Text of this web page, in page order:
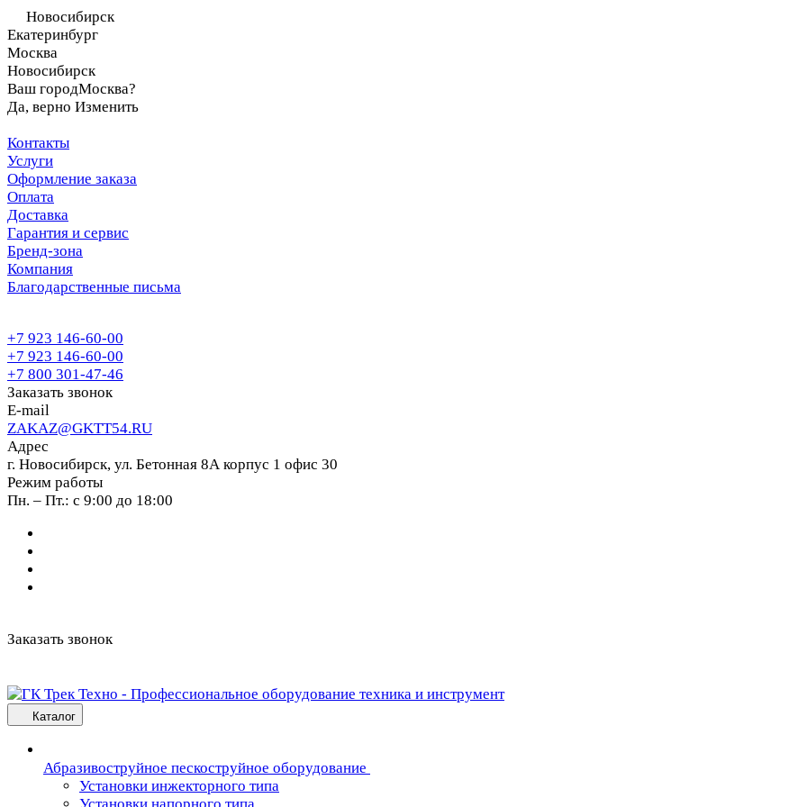
Новосибирск
Екатеринбург
Москва
Новосибирск
Ваш городМосква?
Да, верно Изменить
Контакты
Услуги
Оформление заказа
Оплата
Доставка
Гарантия и сервис
Бренд-зона
Компания
Благодарственные письма
+7 923 146-60-00
+7 923 146-60-00
+7 800 301-47-46
Заказать звонок
E-mail
ZAKAZ@GKTT54.RU
Адрес
г. Новосибирск, ул. Бетонная 8А корпус 1 офис 30
Режим работы
Пн. – Пт.: с 9:00 до 18:00
Заказать звонок
Каталог
Абразивоструйное пескоструйное оборудование
Установки инжекторного типа